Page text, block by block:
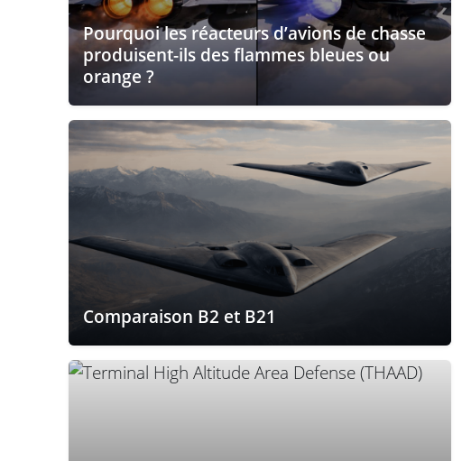
Pourquoi les réacteurs d’avions de chasse
produisent-ils des flammes bleues ou
orange ?
Comparaison B2 et B21